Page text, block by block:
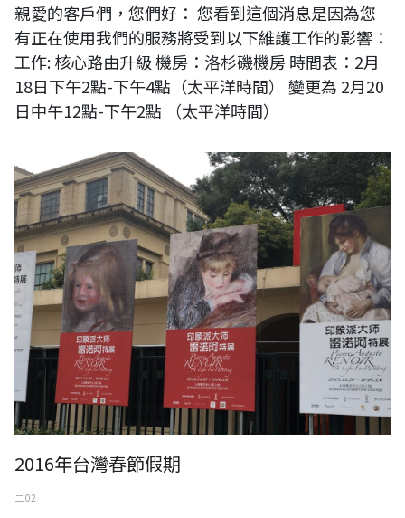
親愛的客戶們，您們好： 您看到這個消息是因為您
有正在使用我們的服務將受到以下維護工作的影響：
工作: 核心路由升級 機房：洛杉磯機房 時間表：2月
18日下午2點-下午4點（太平洋時間） 變更為 2月20
日中午12點-下午2點 （太平洋時間）
2016年台灣春節假期
二 02